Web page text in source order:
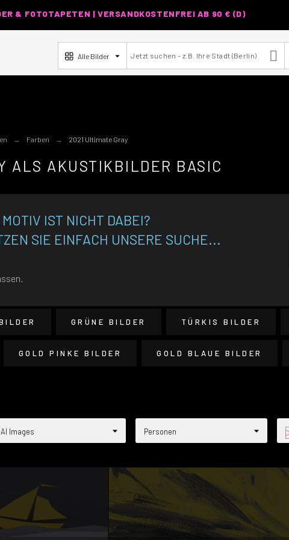
& FOTOTAPETEN | VERSANDKOSTENFREI AB 90 € (D)

Alle Bilder
Farben 2021 Ultimate Gray
ALS AKUSTIKBILDER BASIC
IST NICHT DABEI?
SIE EINFACH UNSERE SUCHE...
GRÜNE BILDER TÜRKIS BILDER
GOLD PINKE BILDER GOLD BLAUE BILDER
AI Images Personen